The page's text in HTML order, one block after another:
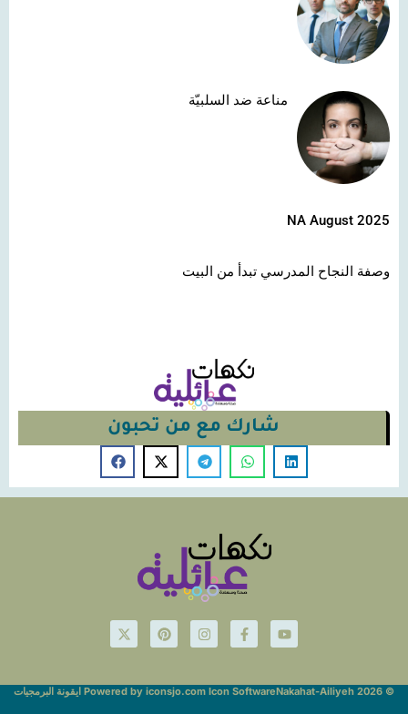
مناعة ضد السلبيّة
NA August 2025
وصفة النجاح المدرسي تبدأ من البيت
شارك مع من تحبون
© Nakahat-Ailiyeh 2026 Powered by iconsjo.com Icon Software ايقونة البرمجيات